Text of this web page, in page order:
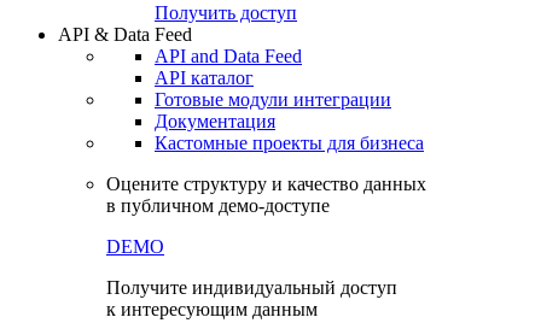
Получить доступ
API & Data Feed
API and Data Feed
API каталог
Готовые модули интеграции
Документация
Кастомные проекты для бизнеса
Оцените структуру и качество данных
в публичном демо-доступе
DEMO
Получите индивидуальный доступ
к интересующим данным